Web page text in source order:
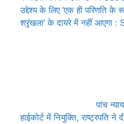
उद्देश्य के लिए ‘एक ही परिणति
श्रृंखला’ के दायरे में नहीं आएगा :
पांच
हाईकोर्ट में नियुक्ति, राष्ट्रपति ने